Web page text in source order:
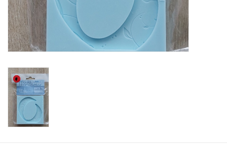
Embellishments
Embellishment/bedeltjes
Mixed Media
Diversen
Embossingpoeders